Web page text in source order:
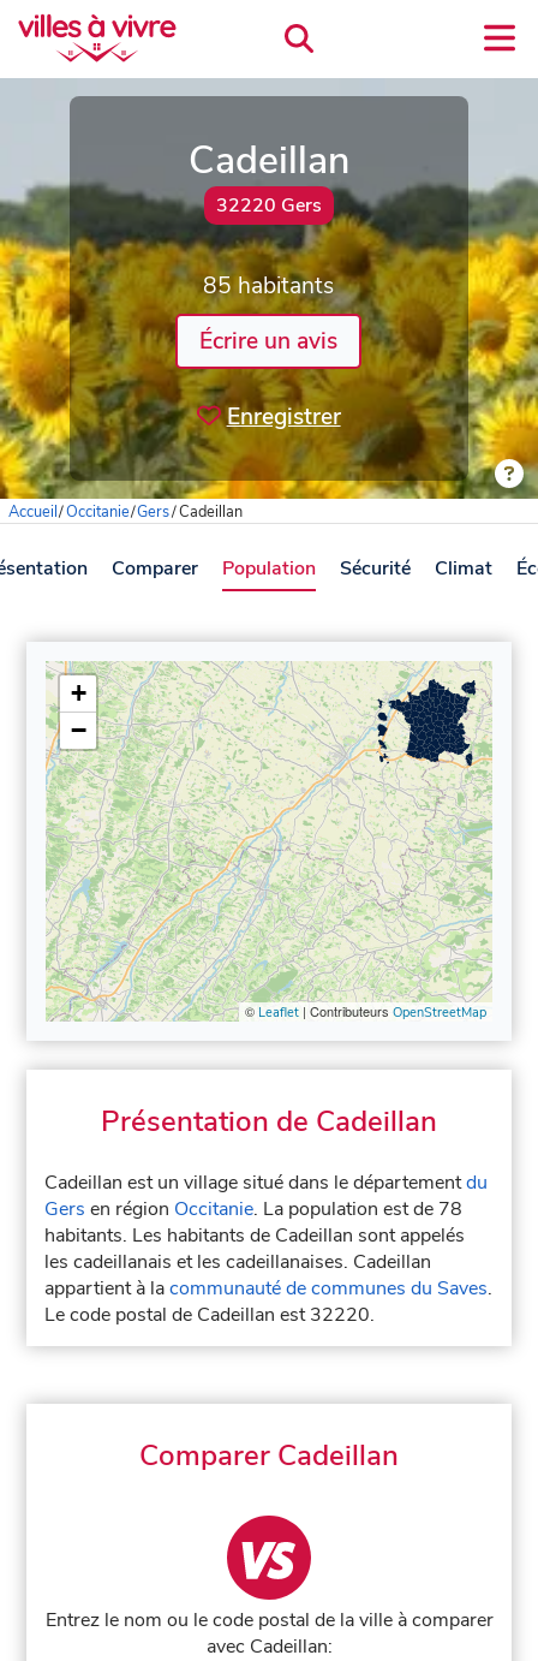
Cadeillan
32220 Gers
85 habitants
Écrire un avis
Enregistrer
Accueil/Occitanie/Gers/Cadeillan
Comparer Population Sécurité Climat
+
−
© Leaflet| Contributeurs OpenStreetMap
Présentation de Cadeillan
Cadeillan est un village situé dans le départementdu
Gers en région Occitanie. La population est de 78
habitants. Les habitants de Cadeillan sont appelés
les cadeillanais et les cadeillanaises. Cadeillan
appartient à lacommunauté de communes du Saves.
Le code postal de Cadeillan est 32220.
Comparer Cadeillan
Entrez le nom ou le code postal de la ville à comparer
avec Cadeillan: